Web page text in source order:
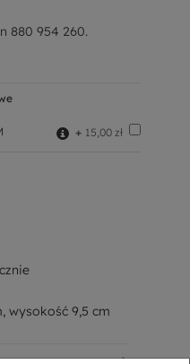
880 954 260.
+ 15,00 zł
wysokość 9,5 cm